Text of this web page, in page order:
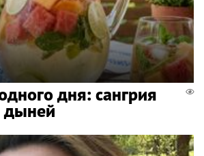
дня: сангрия
дыней